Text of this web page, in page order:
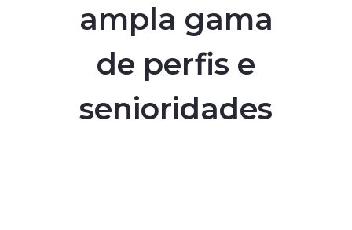
ampla gama
de perfis e
senioridades